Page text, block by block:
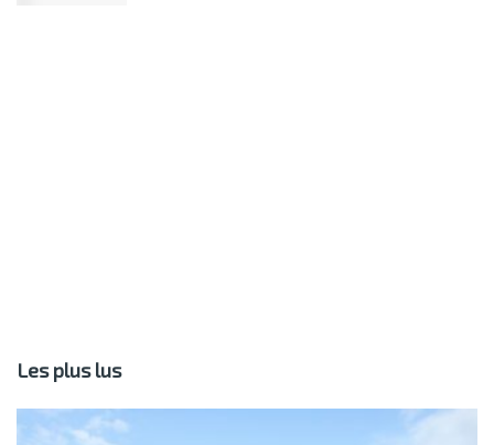
Les plus lus